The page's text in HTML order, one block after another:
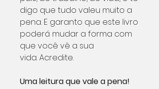
digo que tudo valeu muito a
pena. E garanto que este livro
poderá mudar a forma com
que você vê a sua
vida. Acredite.
Uma leitura que vale a pena!